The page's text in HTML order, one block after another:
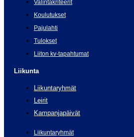
Valintakriteerit
Koulutukset
Pajulahti
Tulokset
Liiton kv-tapahtumat
Liikunta
Liikuntaryhmät
Leirit
Kampanjapäivät
Liikuntaryhmät